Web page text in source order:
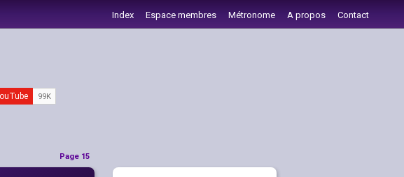
Index Espace membres Métronome A propos Contact
Page 15